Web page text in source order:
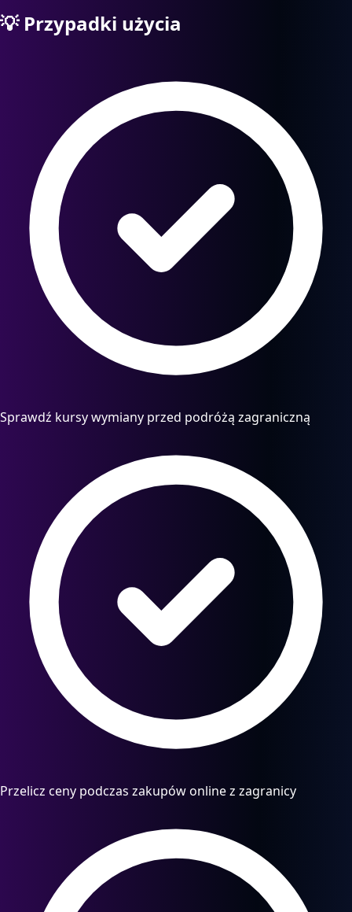
💡Przypadki użycia
Sprawdź kursy wymiany przed podróżą zagraniczną
Przelicz ceny podczas zakupów online z zagranicy